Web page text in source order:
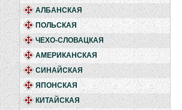
АЛБАНСКАЯ
ПОЛЬСКАЯ
ЧЕХО-СЛОВАЦКАЯ
АМЕРИКАНСКАЯ
СИНАЙСКАЯ
ЯПОНСКАЯ
КИТАЙСКАЯ